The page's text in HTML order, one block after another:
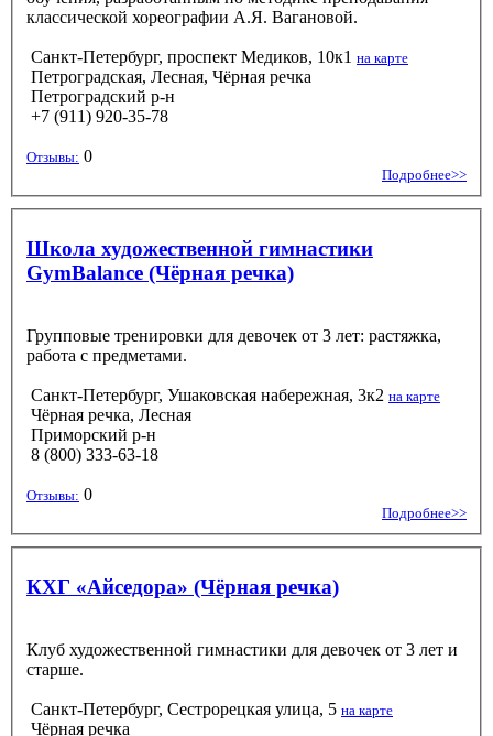
классической хореографии А.Я. Вагановой.
Санкт-Петербург, проспект Медиков, 10к1 на карте
Петроградская, Лесная, Чёрная речка
Петроградский р-н
+7 (911) 920-35-78
Отзывы: 0
Подробнее>>
Школа художественной гимнастики
GymBalance (Чёрная речка)
Групповые тренировки для девочек от 3 лет: растяжка,
работа с предметами.
Санкт-Петербург, Ушаковская набережная, 3к2 на карте
Чёрная речка, Лесная
Приморский р-н
8 (800) 333-63-18
Отзывы: 0
Подробнее>>
КХГ «Айседора» (Чёрная речка)
Клуб художественной гимнастики для девочек от 3 лет и
старше.
Санкт-Петербург, Сестрорецкая улица, 5 на карте
Чёрная речка